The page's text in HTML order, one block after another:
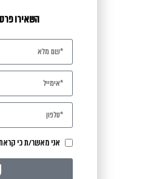
השאירו
אני מאשר/ת כי